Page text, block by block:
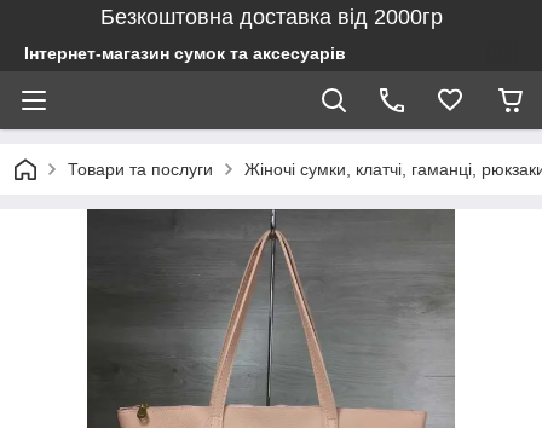
Безкоштовна доставка від 2000гр
Інтернет-магазин сумок та аксесуарів
Товари та послуги Жіночі сумки, клатчі, гаманці,